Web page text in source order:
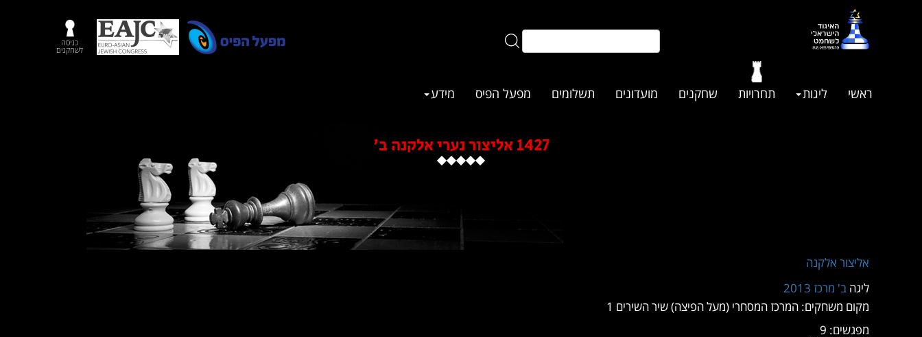
כניסה
לשחקנים
ראשי ליגות תחרויות שחקנים מועדונים תשלומים מפעל הפיס מידע
1427 אליצור נערי אלקנה ב'
אליצור אלקנה
ליגה ב' מרכז 2013
מקום משחקים: המרכז המסחרי (מעל הפיצה) שיר השירים 1
מפגשים: 9